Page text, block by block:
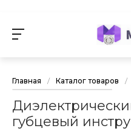
Главная / Каталог товаров /
губцевый